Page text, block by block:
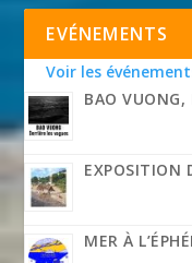
EVÉNEMENTS
Voir les
BAO VUONG,
EXPOSITION
MER À